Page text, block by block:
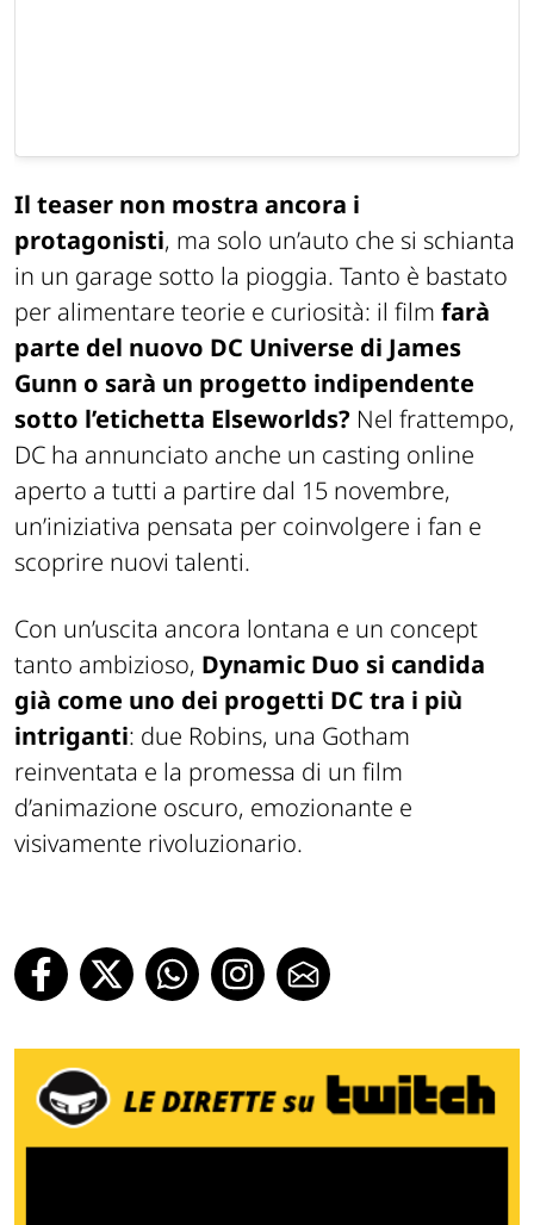
Il teaser non mostra ancora i
protagonisti, ma solo un’auto che si schianta
in un garage sotto la pioggia. Tanto è bastato
per alimentare teorie e curiosità: il film farà
parte del nuovo DC Universe di James
Gunn o sarà un progetto indipendente
sotto l’etichetta Elseworlds? Nel frattempo,
DC ha annunciato anche un casting online
aperto a tutti a partire dal 15 novembre,
un’iniziativa pensata per coinvolgere i fan e
scoprire nuovi talenti.
Con un’uscita ancora lontana e un concept
tanto ambizioso, Dynamic Duo si candida
già come uno dei progetti DC tra i più
intriganti: due Robins, una Gotham
reinventata e la promessa di un film
d’animazione oscuro, emozionante e
visivamente rivoluzionario.